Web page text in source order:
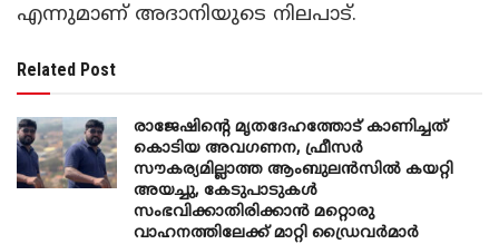
എന്നുമാണ് അദാനിയുടെ നിലപാട്.
Related Post
രാജേഷിന്റെ മൃതദേഹത്തോട് കാണിച്ചത്
കൊടിയ അവഗണന, ഫ്രീസര്‍
സൗകര്യമില്ലാത്ത ആംബുലന്‍സില്‍ കയറ്റി
അയച്ചു, കേടുപാടുകള്‍
സംഭവിക്കാതിരിക്കാന്‍ മറ്റൊരു
വാഹനത്തിലേക്ക് മാറ്റി ഡ്രൈവര്‍മാര്‍